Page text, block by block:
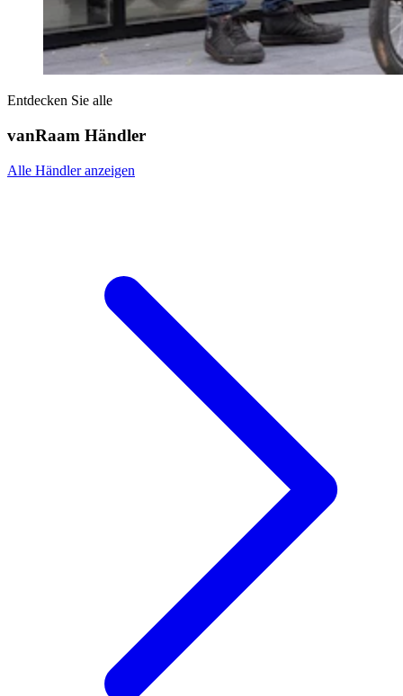
Entdecken Sie alle
vanRaam Händler
Alle Händler anzeigen